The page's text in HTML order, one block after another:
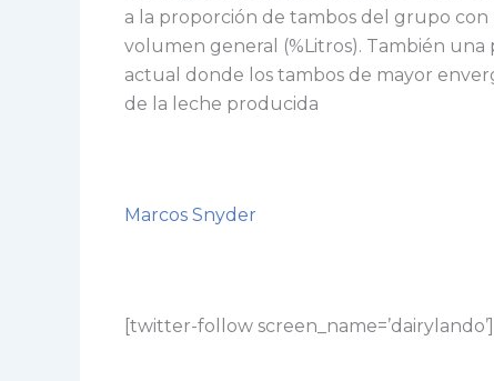
a la proporción de tambos del grupo con
volumen general (%Litros). También
actual donde los tambos de mayor
de la leche producida
Marcos Snyder
[twitter-follow screen_name=’dairylando’]